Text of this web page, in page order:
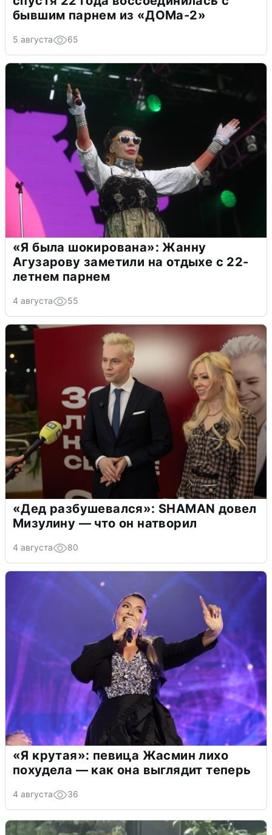
бывшим парнем из «ДОМа-2»
5 августа 65
«Я была шокирована»: Жанну
Агузарову заметили на отдыхе с 22-
летнем парнем
4 августа 55
«Дед разбушевался»: SHAMAN довел
Мизулину — что он натворил
4 августа 80
«Я крутая»: певица Жасмин лихо
похудела — как она выглядит теперь
4 августа 36